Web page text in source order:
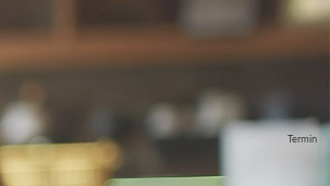
Termin